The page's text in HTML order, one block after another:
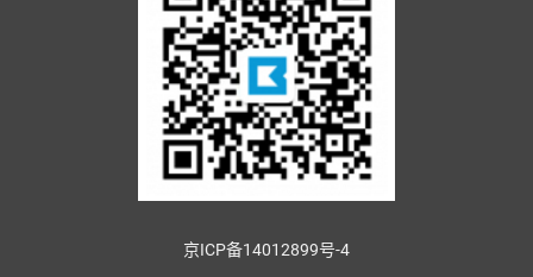
京ICP备14012899号-4